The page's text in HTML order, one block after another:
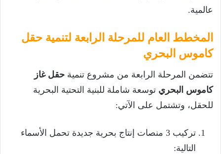
عالمية.
المخطط العام للمرحلة الرابعة لتنمية حقل
كاموس البحري
تتضمن المرحلة الرابعة من مشروع تنمية حقل غاز
كاموس البحري توسعة شاملة للبنية التحتية البحرية
للحقل، وتشتمل على الآتي:
تركيب 3 منصات إنتاج بحرية جديدة تحمل الأسماء
التالية: